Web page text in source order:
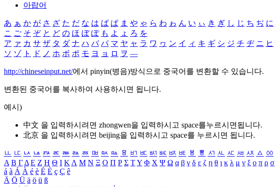
아랍어
あ ぁ か が さ ざ た だ な は ば ぱ ま や ゃ ら わ ゎ ん い ぃ き ぎ し じ ち ぢ に
こ ご そ ぞ と ど の ほ ぼ ぽ も よ ょ ろ を
ア ァ カ サ ザ タ ダ ナ ハ バ パ マ ヤ ャ ラ ワ ヮ ン イ ィ キ ギ シ ジ チ ヂ ニ ヒ
ソ ゾ ト ド ノ ホ ボ ポ モ ヨ ョ ロ ヲ ―
http://chineseinput.net/에서 pinyin(병음)방식으로 중국어를 변환할 수 있습니다.
변환된 중국어를 복사하여 사용하시면 됩니다.
예시)
中文 을 입력하시려면 zhongwen을 입력하시고 space를누르시면됩니다.
北京 을 입력하시려면 beijing을 입력하시고 space를 누르시면 됩니다.
ㅥ ㅦ ㅧ ㅨ ㅩ ㅪ ㅫ ㅬ ㅭ ㅮ ㅯ ㅰ ㅱ ㅲ ㅳ ㅴ ㅵ ㅶ ㅷ ㅸ ㅹ ㅺ ㅻ ㅼ ㅽ ㅾ ㅿ ㆀ
Α Β ΓΔ Ε Ζ Η Θ Ι ΚΛ Μ Ν Ξ Ο Π Ρ Σ ΤΥ Φ Χ Ψ Ω α β γ δ ε ζ η θ ι κ λ μ ν ξ ο π ρ σ
á à Á À é è É È ç Ç ê
Ä Ö Ü ä ö ü ß